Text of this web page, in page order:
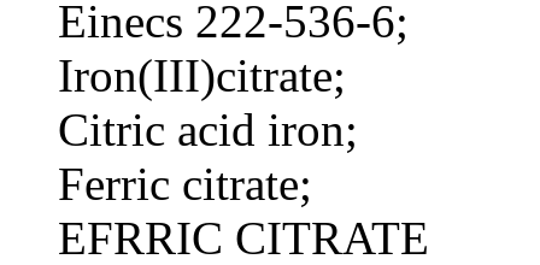
Einecs 222-536-6;
Iron(III)citrate;
Citric acid iron;
Ferric citrate;
EFRRIC CITRATE